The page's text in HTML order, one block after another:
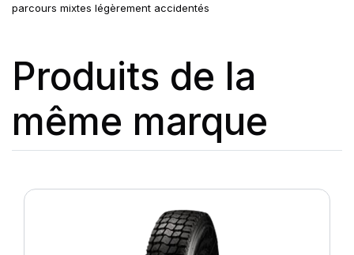
parcours mixtes légèrement accidentés
Produits de la
même marque